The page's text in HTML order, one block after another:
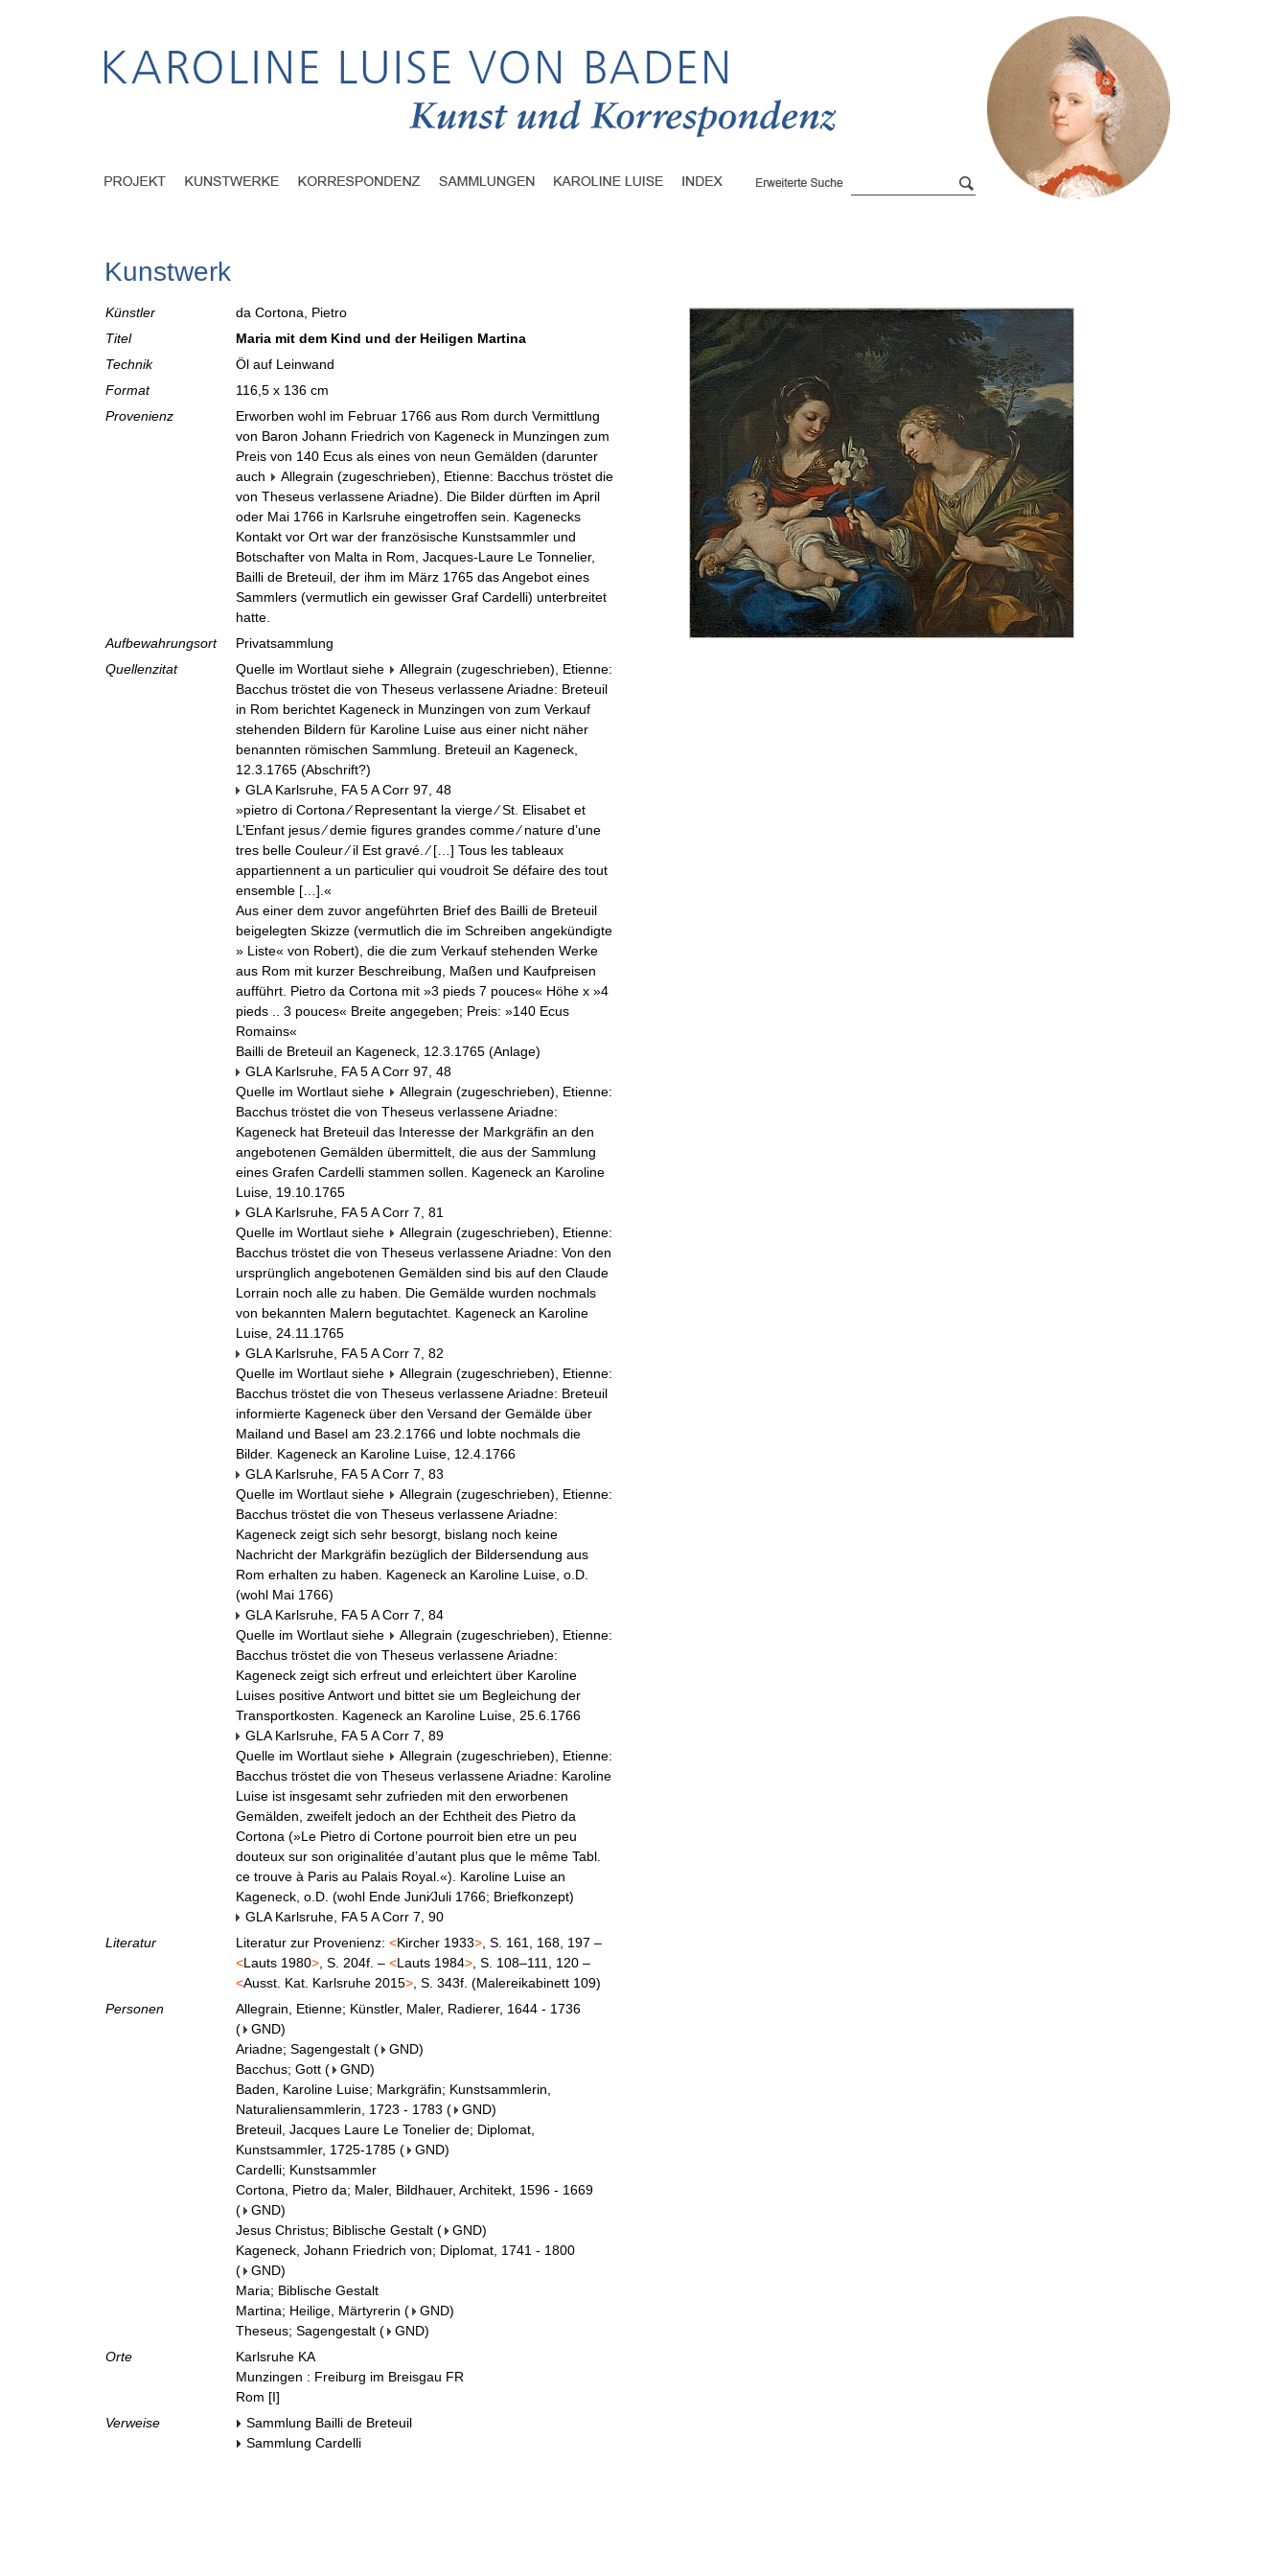
Kunstwerk
Künstler
da Cortona, Pietro
Titel
Maria mit dem Kind und der Heiligen Martina
Technik
Öl auf Leinwand
Format
116,5 x 136 cm
Provenienz
Erworben wohl im Februar 1766 aus Rom durch Vermittlung
von Baron Johann Friedrich von Kageneck in Munzingen zum
Preis von 140 Ecus als eines von neun Gemälden (darunter
auch
Allegrain (zugeschrieben), Etienne: Bacchus tröstet die
von Theseus verlassene Ariadne). Die Bilder dürften im April
oder Mai 1766 in Karlsruhe eingetroffen sein. Kagenecks
Kontakt vor Ort war der französische Kunstsammler und
Botschafter von Malta in Rom, Jacques-Laure Le Tonnelier,
Bailli de Breteuil, der ihm im März 1765 das Angebot eines
Sammlers (vermutlich ein gewisser Graf Cardelli) unterbreitet
hatte.
Aufbewahrungsort
Privatsammlung
Quellenzitat
Quelle im Wortlaut siehe
Allegrain (zugeschrieben), Etienne:
Bacchus tröstet die von Theseus verlassene Ariadne: Breteuil
in Rom berichtet Kageneck in Munzingen von zum Verkauf
stehenden Bildern für Karoline Luise aus einer nicht näher
benannten römischen Sammlung. Breteuil an Kageneck,
12.3.1765 (Abschrift?)
GLA Karlsruhe, FA 5 A Corr 97, 48
»pietro di Cortona ∕ Representant la vierge ∕ St. Elisabet et
L’Enfant jesus ∕ demie figures grandes comme ∕ nature d’une
tres belle Couleur ∕ il Est gravé. ∕ […] Tous les tableaux
appartiennent a un particulier qui voudroit Se défaire des tout
ensemble […].«
Aus einer dem zuvor angeführten Brief des Bailli de Breteuil
beigelegten Skizze (vermutlich die im Schreiben angekündigte
» Liste« von Robert), die die zum Verkauf stehenden Werke
aus Rom mit kurzer Beschreibung, Maßen und Kaufpreisen
aufführt. Pietro da Cortona mit »3 pieds 7 pouces« Höhe x »4
pieds .. 3 pouces« Breite angegeben; Preis: »140 Ecus
Romains«
Bailli de Breteuil an Kageneck, 12.3.1765 (Anlage)
GLA Karlsruhe, FA 5 A Corr 97, 48
Quelle im Wortlaut siehe
Allegrain (zugeschrieben), Etienne:
Bacchus tröstet die von Theseus verlassene Ariadne:
Kageneck hat Breteuil das Interesse der Markgräfin an den
angebotenen Gemälden übermittelt, die aus der Sammlung
eines Grafen Cardelli stammen sollen. Kageneck an Karoline
Luise, 19.10.1765
GLA Karlsruhe, FA 5 A Corr 7, 81
Quelle im Wortlaut siehe
Allegrain (zugeschrieben), Etienne:
Bacchus tröstet die von Theseus verlassene Ariadne: Von den
ursprünglich angebotenen Gemälden sind bis auf den Claude
Lorrain noch alle zu haben. Die Gemälde wurden nochmals
von bekannten Malern begutachtet. Kageneck an Karoline
Luise, 24.11.1765
GLA Karlsruhe, FA 5 A Corr 7, 82
Quelle im Wortlaut siehe
Allegrain (zugeschrieben), Etienne:
Bacchus tröstet die von Theseus verlassene Ariadne: Breteuil
informierte Kageneck über den Versand der Gemälde über
Mailand und Basel am 23.2.1766 und lobte nochmals die
Bilder. Kageneck an Karoline Luise, 12.4.1766
GLA Karlsruhe, FA 5 A Corr 7, 83
Quelle im Wortlaut siehe
Allegrain (zugeschrieben), Etienne:
Bacchus tröstet die von Theseus verlassene Ariadne:
Kageneck zeigt sich sehr besorgt, bislang noch keine
Nachricht der Markgräfin bezüglich der Bildersendung aus
Rom erhalten zu haben. Kageneck an Karoline Luise, o.D.
(wohl Mai 1766)
GLA Karlsruhe, FA 5 A Corr 7, 84
Quelle im Wortlaut siehe
Allegrain (zugeschrieben), Etienne:
Bacchus tröstet die von Theseus verlassene Ariadne:
Kageneck zeigt sich erfreut und erleichtert über Karoline
Luises positive Antwort und bittet sie um Begleichung der
Transportkosten. Kageneck an Karoline Luise, 25.6.1766
GLA Karlsruhe, FA 5 A Corr 7, 89
Quelle im Wortlaut siehe
Allegrain (zugeschrieben), Etienne:
Bacchus tröstet die von Theseus verlassene Ariadne: Karoline
Luise ist insgesamt sehr zufrieden mit den erworbenen
Gemälden, zweifelt jedoch an der Echtheit des Pietro da
Cortona (»Le Pietro di Cortone pourroit bien etre un peu
douteux sur son originalitée d’autant plus que le même Tabl.
ce trouve à Paris au Palais Royal.«). Karoline Luise an
Kageneck, o.D. (wohl Ende Juni∕Juli 1766; Briefkonzept)
GLA Karlsruhe, FA 5 A Corr 7, 90
Literatur
Literatur zur Provenienz: <Kircher 1933>, S. 161, 168, 197 –
<Lauts 1980>, S. 204f. – <Lauts 1984>, S. 108–111, 120 –
<Ausst. Kat. Karlsruhe 2015>, S. 343f. (Malereikabinett 109)
Personen
Allegrain, Etienne; Künstler, Maler, Radierer, 1644 - 1736
(
GND)
Ariadne; Sagengestalt ( GND)
Bacchus; Gott ( GND)
Baden, Karoline Luise; Markgräfin; Kunstsammlerin,
Naturaliensammlerin, 1723 - 1783 ( GND)
Breteuil, Jacques Laure Le Tonelier de; Diplomat,
Kunstsammler, 1725-1785 ( GND)
Cardelli; Kunstsammler
Cortona, Pietro da; Maler, Bildhauer, Architekt, 1596 - 1669
(
GND)
Jesus Christus; Biblische Gestalt ( GND)
Kageneck, Johann Friedrich von; Diplomat, 1741 - 1800
(
GND)
Maria; Biblische Gestalt
Martina; Heilige, Märtyrerin ( GND)
Theseus; Sagengestalt ( GND)
Orte
Karlsruhe KA
Munzingen : Freiburg im Breisgau FR
Rom [I]
Verweise
Sammlung Bailli de Breteuil
Sammlung Cardelli